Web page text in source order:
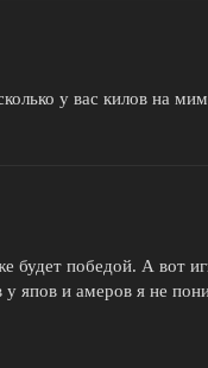
у вас килов на
будет победой. А вот
у япов и амеров я не